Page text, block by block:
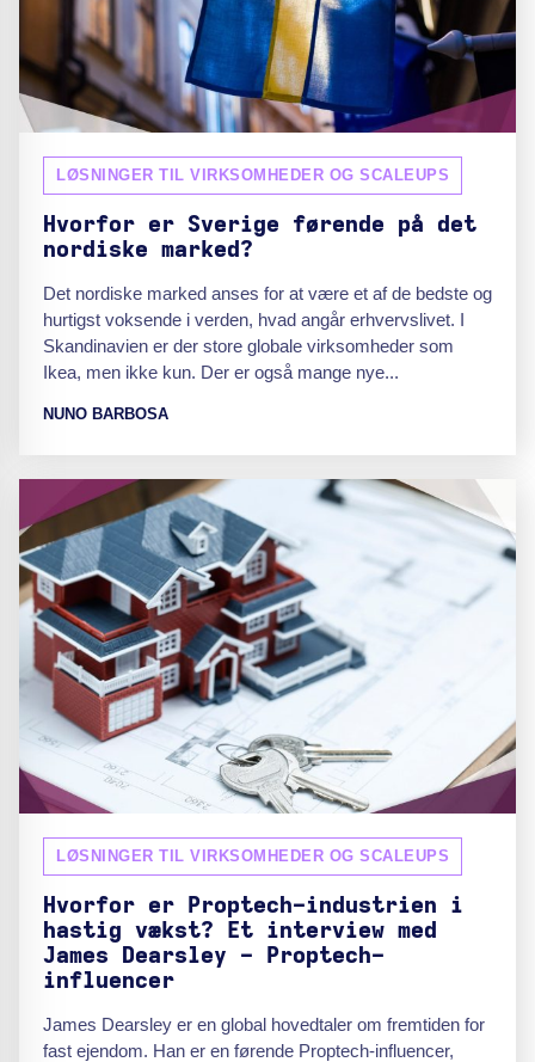
LØSNINGER TIL VIRKSOMHEDER OG SCALEUPS
Hvorfor er Sverige førende på det
nordiske marked?
Det nordiske marked anses for at være et af de bedste og
hurtigst voksende i verden, hvad angår erhvervslivet. I
Skandinavien er der store globale virksomheder som
Ikea, men ikke kun. Der er også mange nye...
NUNO BARBOSA
LØSNINGER TIL VIRKSOMHEDER OG SCALEUPS
Hvorfor er Proptech-industrien i
hastig vækst? Et interview med
James Dearsley - Proptech-
influencer
James Dearsley er en global hovedtaler om fremtiden for
fast ejendom. Han er en førende Proptech-influencer,